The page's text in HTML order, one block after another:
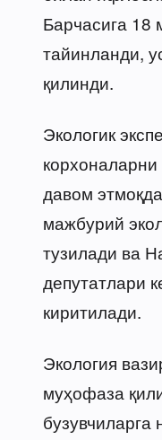
Барчасига
тайинланди,
қилинди.
Экологик
давом
мажбурий
тузилади ва
депутатлари
киритилади.
Экология
муҳофаза
бузувчиларга